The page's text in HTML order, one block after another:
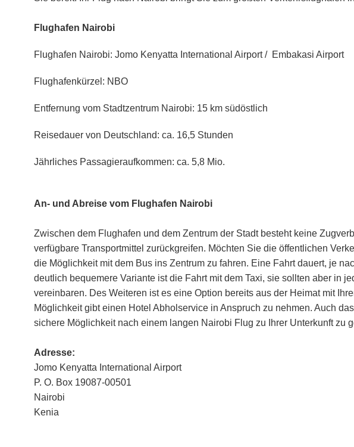
Flughafen Nairobi
Flughafen Nairobi: Jomo Kenyatta International Airport / Embakasi Airport
Flughafenkürzel: NBO
Entfernung vom Stadtzentrum Nairobi: 15 km südöstlich
Reisedauer von Deutschland: ca. 16,5 Stunden
Jährliches Passagieraufkommen: ca. 5,8 Mio.
An- und Abreise vom Flughafen Nairobi
Zwischen dem Flughafen und dem Zentrum der Stadt besteht keine
verfügbare Transportmittel zurückgreifen. Möchten Sie die öffentlichen
die Möglichkeit mit dem Bus ins Zentrum zu fahren. Eine Fahrt dauert, je
deutlich bequemere Variante ist die Fahrt mit dem Taxi, sie sollten aber in
vereinbaren. Des Weiteren ist es eine Option bereits aus der Heimat mit
Möglichkeit gibt einen Hotel Abholservice in Anspruch zu nehmen. Auch
sichere Möglichkeit nach einem langen Nairobi Flug zu Ihrer Unterkunft zu
Adresse:
Jomo Kenyatta International Airport
P. O. Box 19087-00501
Nairobi
Kenia